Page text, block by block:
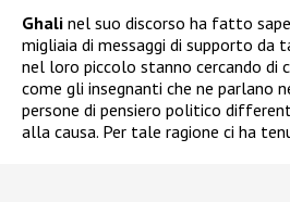
Ghali nel suo discorso ha fatto
migliaia di messaggi di supporto da
nel loro piccolo stanno cercando di
come gli insegnanti che ne parlano
persone di pensiero politico
alla causa. Per tale ragione ci ha